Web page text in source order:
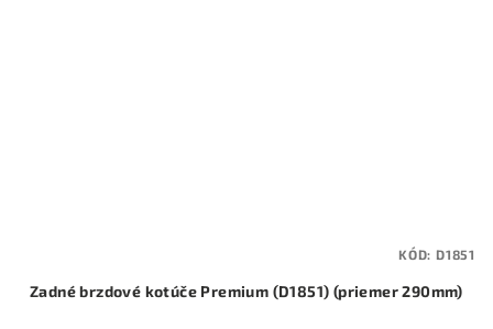
Zadné brzdové kotúče Premium (D1851) (priemer 290mm)
KÓD: D1851